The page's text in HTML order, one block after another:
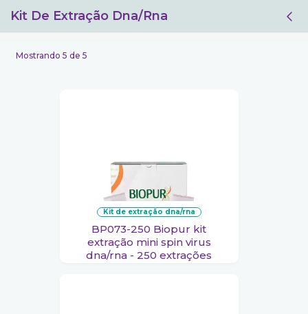
Kit De Extração Dna/rna
Mostrando 5 de 5
kit de extração dna/rna
BP073-250 Biopur kit
extração mini spin virus
dna/rna - 250 extrações